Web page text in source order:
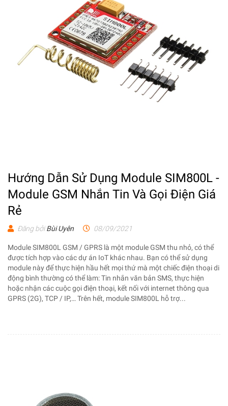
Hướng Dẫn Sử Dụng Module SIM800L -
Module GSM Nhắn Tin Và Gọi Điện Giá
Rẻ
Đăng bởiBùi Uyên 08/09/2021
Module SIM800L GSM / GPRS là một module GSM thu nhỏ, có thể
được tích hợp vào các dự án IoT khác nhau. Bạn có thể sử dụng
module này để thực hiện hầu hết mọi thứ mà một chiếc điện thoại di
động bình thường có thể làm: Tin nhắn văn bản SMS, thực hiện
hoặc nhận các cuộc gọi điện thoại, kết nối với internet thông qua
GPRS (2G), TCP / IP,… Trên hết, module SIM800L hỗ trợ...